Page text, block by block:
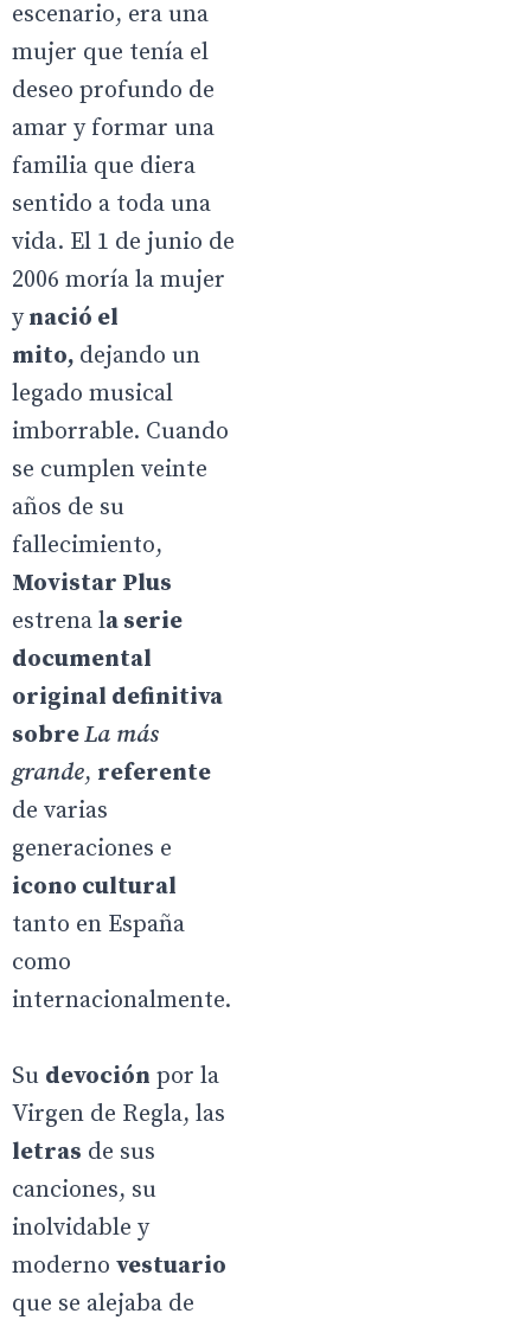
escenario, era una
mujer que tenía el
deseo profundo de
amar y formar una
familia que diera
sentido a toda una
vida. El 1 de junio de
2006 moría la mujer
ynació el
mito, dejando un
legado musical
imborrable. Cuando
se cumplen veinte
años de su
fallecimiento,
Movistar Plus
estrena la serie
documental
original definitiva
sobreLa más
grande, referente
de varias
generaciones e
icono cultural
tanto en España
como
internacionalmente.
Su devoción por la
Virgen de Regla, las
letras de sus
canciones, su
inolvidable y
moderno vestuario
que se alejaba de